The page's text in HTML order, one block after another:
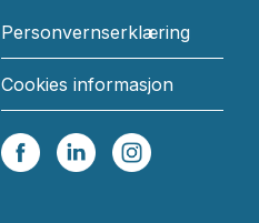
Personvernserklæring
Cookies informasjon